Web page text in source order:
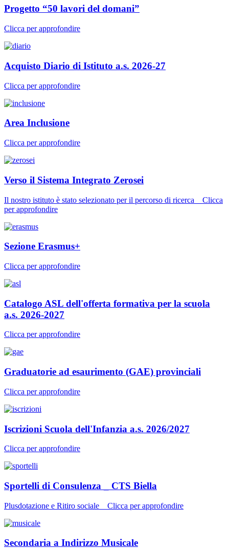
Progetto “50 lavori del domani”
Clicca per approfondire
Acquisto Diario di Istituto a.s. 2026-27
Clicca per approfondire
Area Inclusione
Clicca per approfondire
Verso il Sistema Integrato Zerosei
Il nostro istituto è stato selezionato per il percorso di ricerca _ Clicca
per approfondire
Sezione Erasmus+
Clicca per approfondire
Catalogo ASL dell'offerta formativa per la scuola
a.s. 2026-2027
Clicca per approfondire
Graduatorie ad esaurimento (GAE) provinciali
Clicca per approfondire
Iscrizioni Scuola dell'Infanzia a.s. 2026/2027
Clicca per approfondire
Sportelli di Consulenza _ CTS Biella
Plusdotazione e Ritiro sociale _ Clicca per approfondire
Secondaria a Indirizzo Musicale